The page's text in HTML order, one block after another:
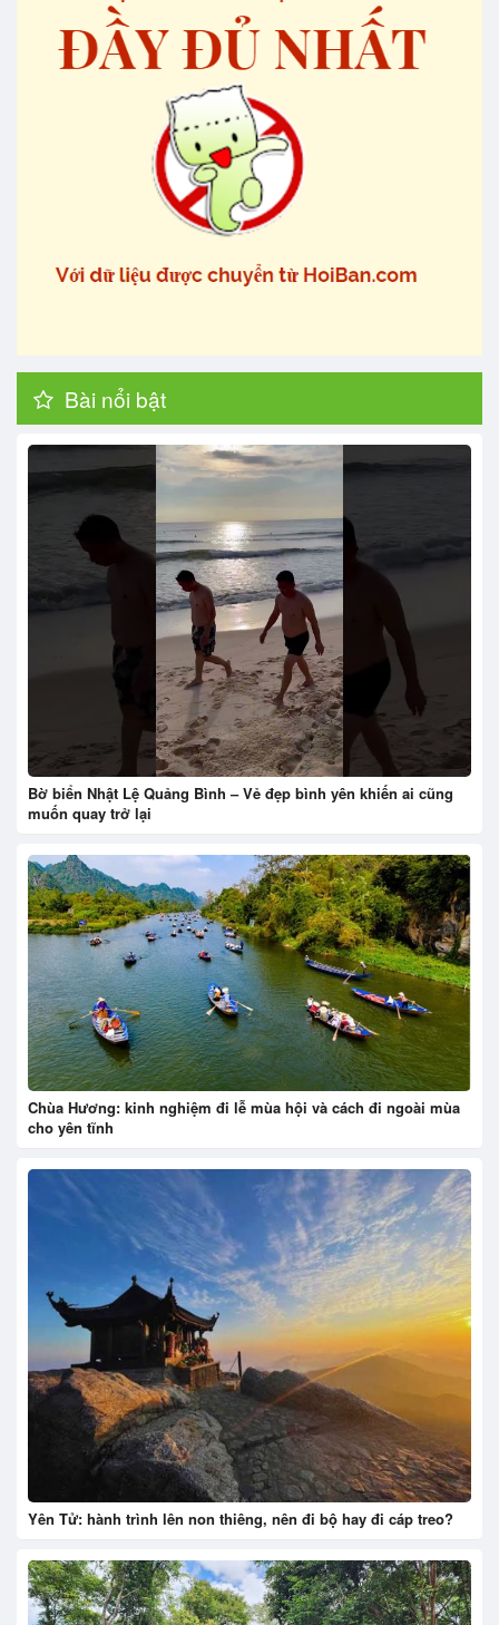
Bài nổi bật
Bờ biển Nhật Lệ Quảng Bình – Vẻ đẹp bình yên khiến ai cũng
muốn quay trở lại
Chùa Hương: kinh nghiệm đi lễ mùa hội và cách đi ngoài mùa
cho yên tĩnh
Yên Tử: hành trình lên non thiêng, nên đi bộ hay đi cáp treo?